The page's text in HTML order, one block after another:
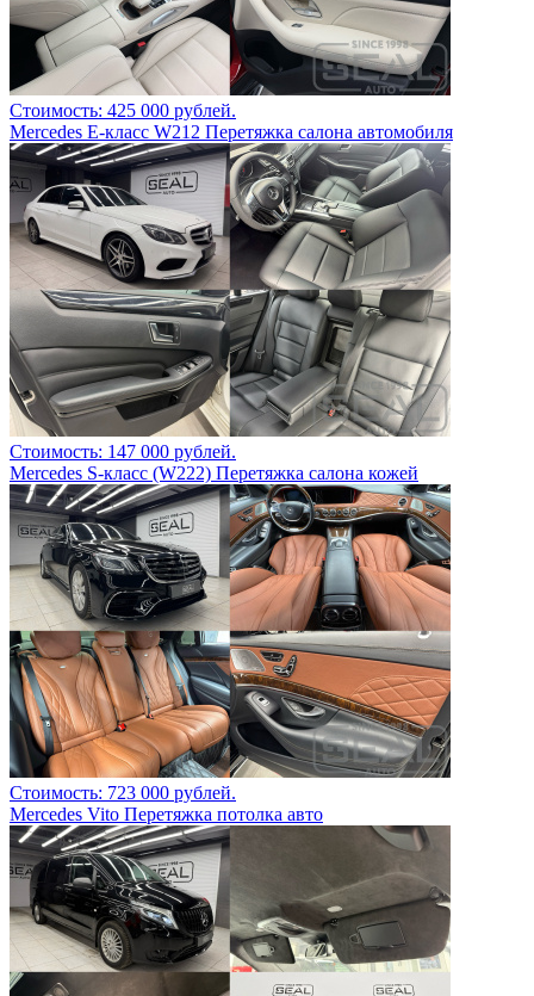
Стоимость: 425 000 рублей.
Mercedes Е-класс W212 Перетяжка салона автомобиля
Стоимость: 147 000 рублей.
Mercedes S-класс (W222) Перетяжка салона кожей
Стоимость: 723 000 рублей.
Mercedes Vito Перетяжка потолка авто